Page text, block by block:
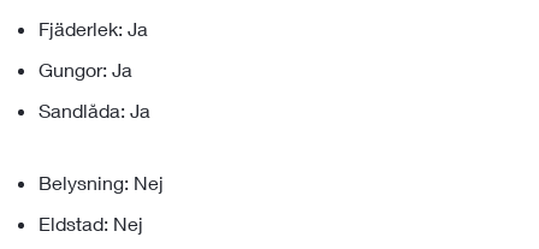
Fjäderlek: Ja
Gungor: Ja
Sandlåda: Ja
Belysning: Nej
Eldstad: Nej